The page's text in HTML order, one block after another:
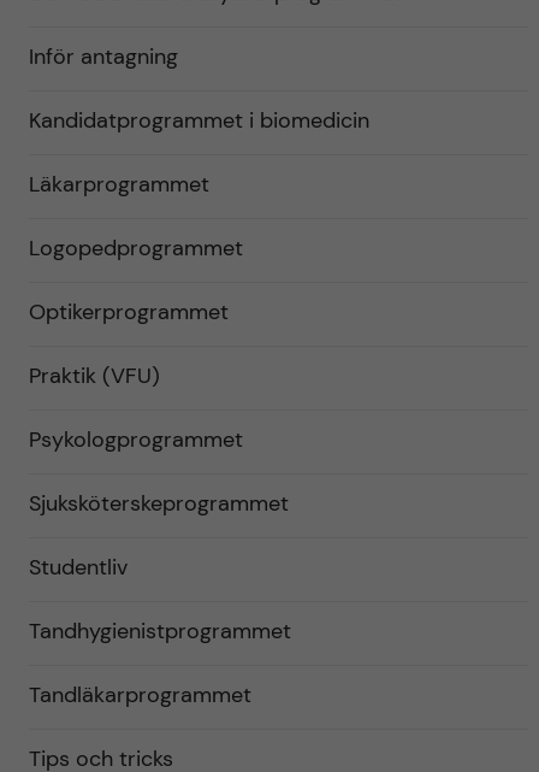
Inför antagning
Kandidatprogrammet i biomedicin
Läkarprogrammet
Logopedprogrammet
Optikerprogrammet
Praktik (VFU)
Psykologprogrammet
Sjuksköterskeprogrammet
Studentliv
Tandhygienistprogrammet
Tandläkarprogrammet
Tips och tricks